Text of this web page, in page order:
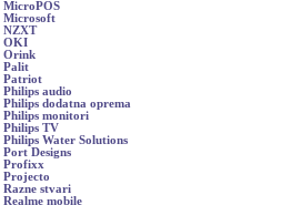
MicroPOS
Microsoft
NZXT
OKI
Orink
Palit
Patriot
Philips audio
Philips dodatna oprema
Philips monitori
Philips TV
Philips Water Solutions
Port Designs
Profixx
Projecto
Razne stvari
Realme mobile